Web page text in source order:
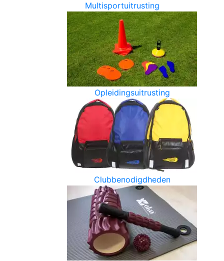
Multisportuitrusting
Opleidingsuitrusting
Clubbenodigdheden